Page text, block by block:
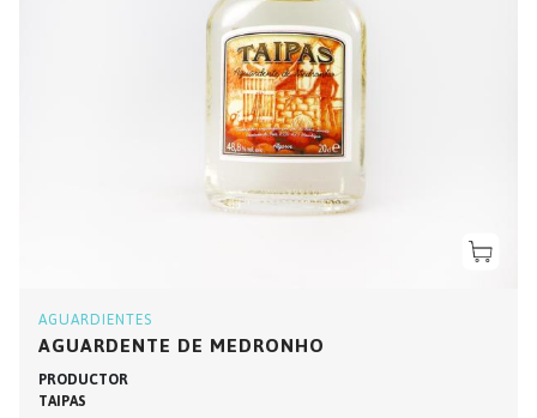
AGUARDIENTES
AGUARDENTE DE MEDRONHO
PRODUCTOR
TAIPAS